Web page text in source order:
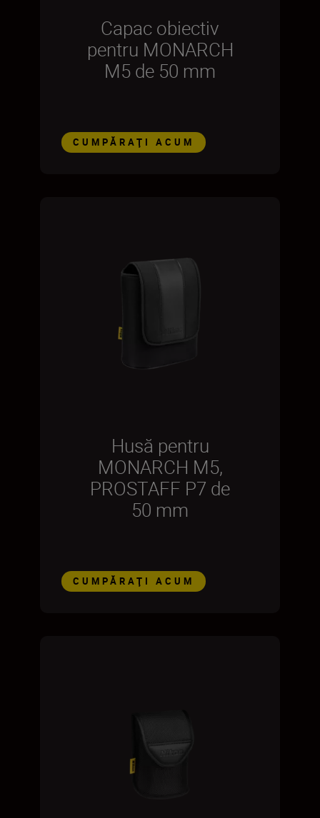
Capac obiectiv
pentru MONARCH
M5 de 50 mm
CUMPĂRAŢI ACUM
Husă pentru
MONARCH M5,
PROSTAFF P7 de
50 mm
CUMPĂRAŢI ACUM